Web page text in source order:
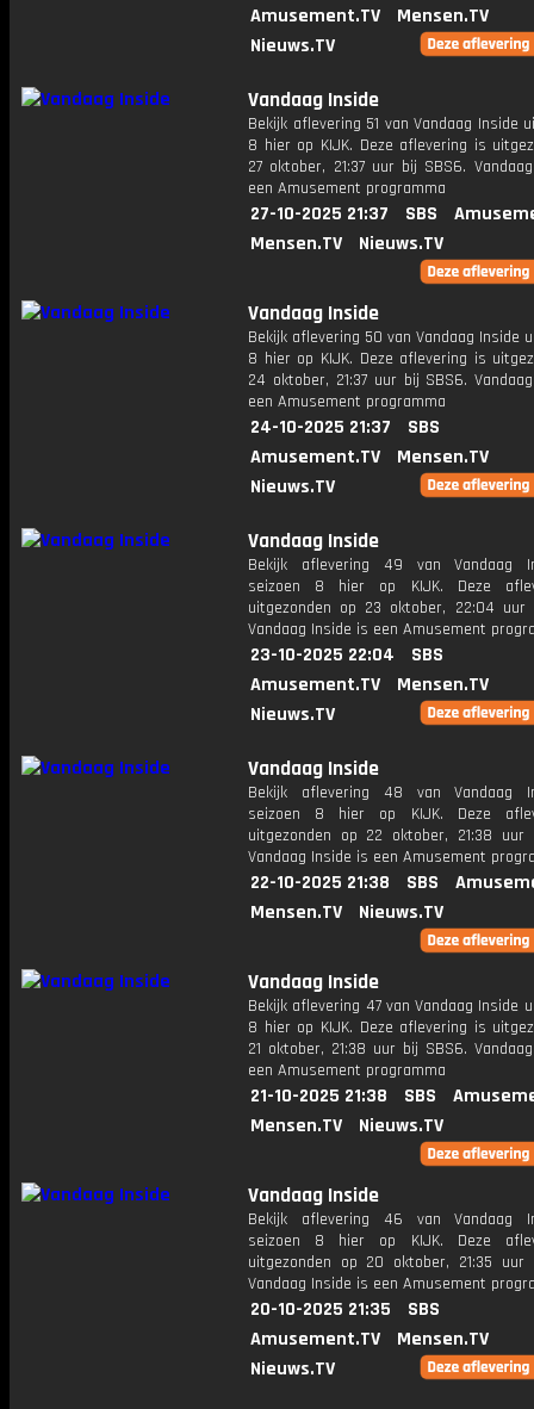
Amusement.TV
Mensen.TV
Nieuws.TV
Vandaag Inside
Bekijk aflevering 51 van Vandaag Inside
8 hier op KIJK. Deze aflevering is
27 oktober, 21:37 uur bij SBS6.
een Amusement programma
27-10-2025 21:37 SBS
Mensen.TV
Nieuws.TV
Vandaag Inside
Bekijk aflevering 50 van Vandaag Inside
8 hier op KIJK. Deze aflevering is
24 oktober, 21:37 uur bij SBS6.
een Amusement programma
24-10-2025 21:37
SBS
Amusement.TV
Mensen.TV
Nieuws.TV
Vandaag Inside
Bekijk aflevering 49 van Vandaag
seizoen 8 hier op KIJK. Deze
uitgezonden op 23 oktober, 22:04 uur
Vandaag Inside is een Amusement
23-10-2025 22:04
SBS
Amusement.TV
Mensen.TV
Nieuws.TV
Vandaag Inside
Bekijk aflevering 48 van Vandaag
seizoen 8 hier op KIJK. Deze
uitgezonden op 22 oktober, 21:38 uur
Vandaag Inside is een Amusement
22-10-2025 21:38 SBS
Mensen.TV
Nieuws.TV
Vandaag Inside
Bekijk aflevering 47 van Vandaag Inside
8 hier op KIJK. Deze aflevering is
21 oktober, 21:38 uur bij SBS6.
een Amusement programma
21-10-2025 21:38 SBS
Mensen.TV
Nieuws.TV
Vandaag Inside
Bekijk aflevering 46 van Vandaag
seizoen 8 hier op KIJK. Deze
uitgezonden op 20 oktober, 21:35 uur
Vandaag Inside is een Amusement
20-10-2025 21:35
SBS
Amusement.TV
Mensen.TV
Nieuws.TV